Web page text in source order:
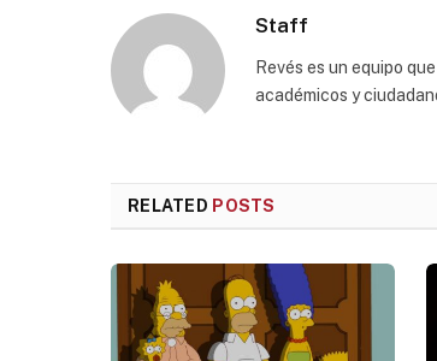
Staff
Revés es un equipo
académicos y
RELATED POSTS